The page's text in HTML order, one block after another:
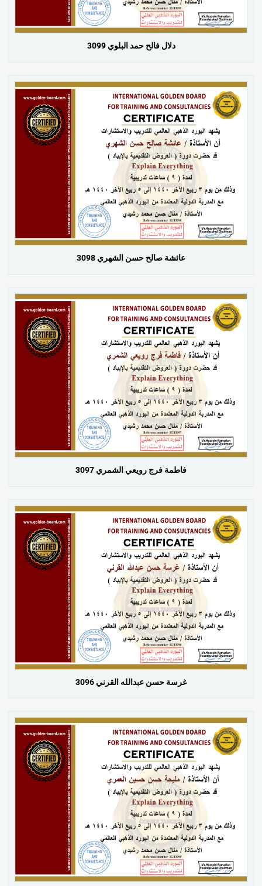
دلال فالح حمد البلوي 3099
عائشة صالح حسن الشهري 3098
فاطمة فرج رويعي الشمري 3097
غرسة حسن عبدالله القرني 3096